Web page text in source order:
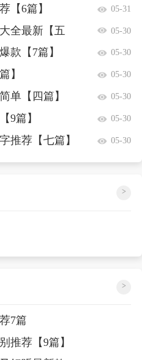
【6篇】 05-31
全最新【五
05-30
款【7篇】 05-30
】 05-30
单【四篇】 05-30
9篇】 05-30
推荐【七篇】 05-30
>
>
7篇
推荐【9篇】